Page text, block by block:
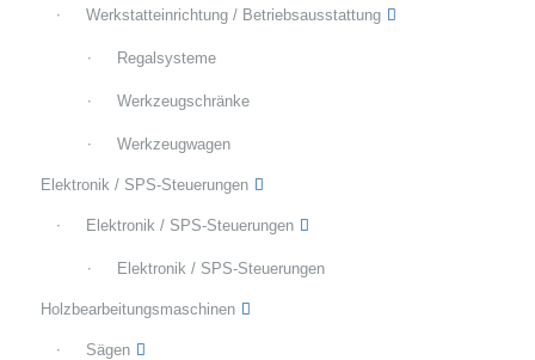
Werkstatteinrichtung / Betriebsausstattung
Regalsysteme
Werkzeugschränke
Werkzeugwagen
Elektronik / SPS-Steuerungen
Elektronik / SPS-Steuerungen
Elektronik / SPS-Steuerungen
Holzbearbeitungsmaschinen
Sägen